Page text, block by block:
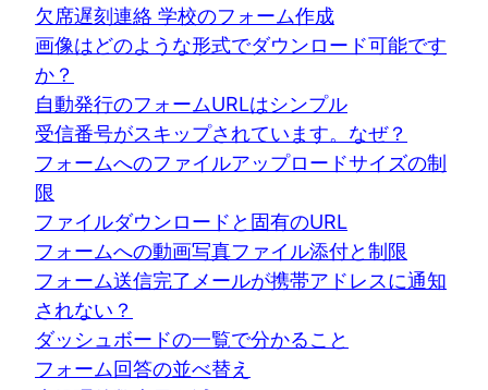
欠席遅刻連絡 学校のフォーム作成
画像はどのような形式でダウンロード可能です
か？
自動発行のフォームURLはシンプル
受信番号がスキップされています。なぜ？
フォームへのファイルアップロードサイズの制
限
ファイルダウンロードと固有のURL
フォームへの動画写真ファイル添付と制限
フォーム送信完了メールが携帯アドレスに通知
されない？
ダッシュボードの一覧で分かること
フォーム回答の並べ替え